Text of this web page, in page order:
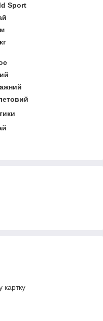
Sport
картку